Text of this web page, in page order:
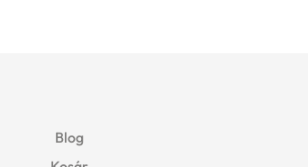
Blog